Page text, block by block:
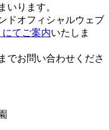
いります。
ドオフィシャルウェブ
にてご案内いたしま
でお問い合わせくださ